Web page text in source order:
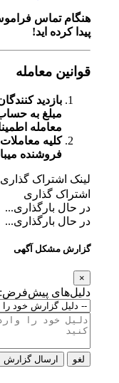
هنگام تماس فراموش
پیدا کرده اید!
قوانین معامله
بازدید کنندگان
مبلغ به حساب
معامله اطمینان
کلیه معاملات
فروشنده میباشد و
لینک اشتراک گذاری
اشتراک گذاری
در حال بارگذاری...
در حال بارگذاری...
گزارش مشکل آگهی
دلیل‌های پیش‌فرض:
ارسال گزارش